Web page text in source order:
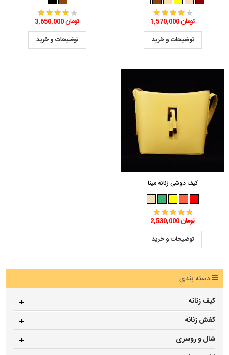
1,570,000 تومان
توضیحات و خرید
3,650,000 تومان
توضیحات و خرید
کیف دوشی زنانه مینا
2,530,000 تومان
توضیحات و خرید
دسته بندی
کیف زنانه
کفش زنانه
شال و روسری